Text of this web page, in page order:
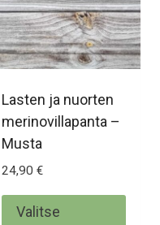
valinnat
tuotteen
sivulla.
Lasten ja nuorten
merinovillapanta –
Musta
24,90 €
Valitse